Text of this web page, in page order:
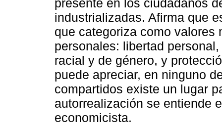
presente en los ciudadanos
industrializadas. Afirma que
que categoriza como valores
personales: libertad
racial y de género, y
puede apreciar, en ninguno
compartidos existe un lugar
autorrealización se entiende
economicista.